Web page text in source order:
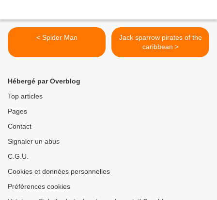
< Spider Man
Jack sparrow pirates of the
caribbean >
Hébergé par Overblog
Top articles
Pages
Contact
Signaler un abus
C.G.U.
Cookies et données personnelles
Préférences cookies